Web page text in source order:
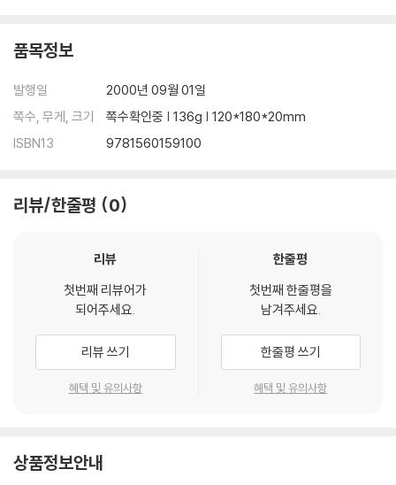
품목정보
발행일
2000년 09월 01일
쪽수, 무게, 크기
쪽수확인중 | 136g | 120*180*20mm
ISBN13
9781560159100
리뷰/한줄평 0
리뷰
첫번째 리뷰어가
되어주세요.
리뷰 쓰기
혜택 및 유의사항
한줄평
첫번째 한줄평을
남겨주세요.
한줄평 쓰기
혜택 및 유의사항
상품정보안내